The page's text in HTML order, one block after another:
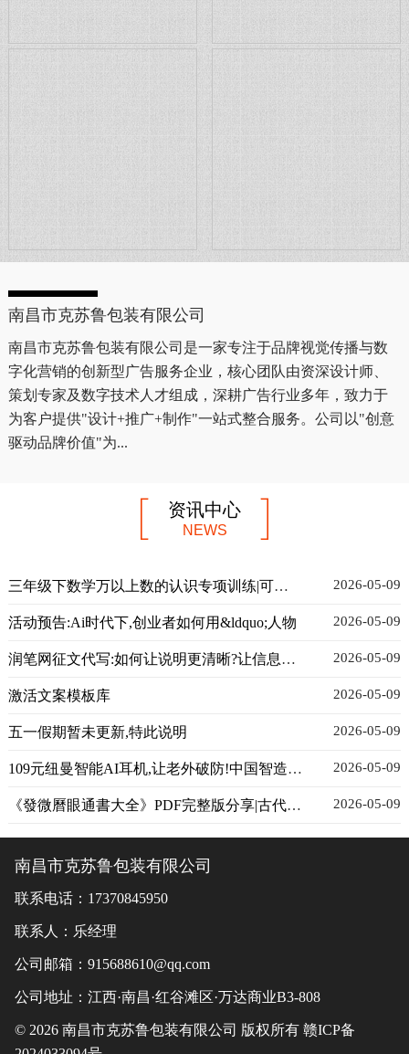
南昌市克苏鲁包装有限公司
南昌市克苏鲁包装有限公司是一家专注于品牌视觉传播与数
字化营销的创新型广告服务企业，核心团队由资深设计师、
策划专家及数字技术人才组成，深耕广告行业多年，致力于
为客户提供"设计+推广+制作"一站式整合服务。公司以"创意
驱动品牌价值"为...
资讯中心
NEWS
三年级下数学万以上数的认识专项训练|可打印 2026-05-09
活动预告:Ai时代下,创业者如何用&ldquo;人物 2026-05-09
润笔网征文代写:如何让说明更清晰?让信息更准确! 2026-05-09
激活文案模板库 2026-05-09
五一假期暂未更新,特此说明 2026-05-09
109元纽曼智能AI耳机,让老外破防!中国智造强到不敢信 2026-05-09
《發微曆眼通書大全》PDF完整版分享|古代历法通书|择吉文化 2026-05-09
南昌市克苏鲁包装有限公司
联系电话：17370845950
联系人：乐经理
公司邮箱：915688610@qq.com
公司地址：江西·南昌·红谷滩区·万达商业B3-808
© 2026 南昌市克苏鲁包装有限公司 版权所有 赣ICP备